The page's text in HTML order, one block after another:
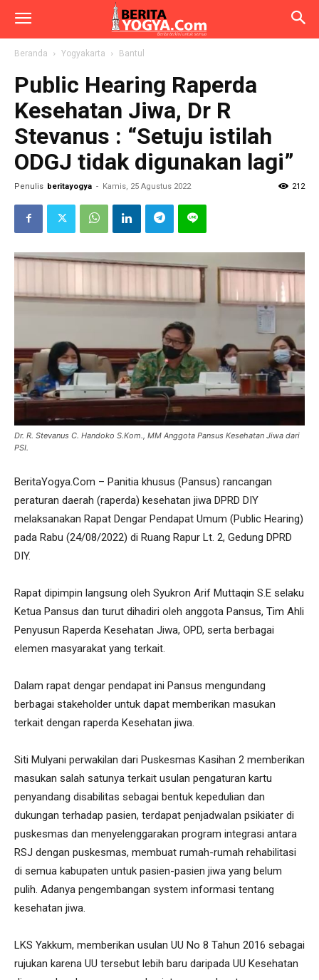
Beranda Yogyakarta Bantul
Public Hearing Raperda
Kesehatan Jiwa, Dr R
Stevanus : “Setuju istilah
ODGJ tidak digunakan lagi”
Penulis beritayogya - Kamis, 25 Agustus 2022 212
Dr. R. Stevanus C. Handoko S.Kom., MM Anggota Pansus Kesehatan Jiwa dari
PSI.
BeritaYogya.Com – Panitia khusus (Pansus) rancangan
peraturan daerah (raperda) kesehatan jiwa DPRD DIY
melaksanakan Rapat Dengar Pendapat Umum (Public Hearing)
pada Rabu (24/08/2022) di Ruang Rapur Lt. 2, Gedung DPRD
DIY.
Rapat dipimpin langsung oleh Syukron Arif Muttaqin S.E selaku
Ketua Pansus dan turut dihadiri oleh anggota Pansus, Tim Ahli
Penyusun Raperda Kesehatan Jiwa, OPD, serta berbagai
elemen masyarakat yang terkait.
Dalam rapat dengar pendapat ini Pansus mengundang
berbagai stakeholder untuk dapat memberikan masukan
terkait dengan raperda Kesehatan jiwa.
Siti Mulyani perwakilan dari Puskesmas Kasihan 2 memberikan
masukan salah satunya terkait usulan pengaturan kartu
penyandang disabilitas sebagai bentuk kepedulian dan
dukungan terhadap pasien, terdapat penjadwalan psikiater di
puskesmas dan menyelenggarakan program integrasi antara
RSJ dengan puskesmas, membuat rumah-rumah rehabilitasi
di semua kabupaten untuk pasien-pasien jiwa yang belum
pulih. Adanya pengembangan system informasi tentang
kesehatan jiwa.
LKS Yakkum, memberikan usulan UU No 8 Tahun 2016 sebagai
rujukan karena UU tersebut lebih baru daripada UU Kesehatan